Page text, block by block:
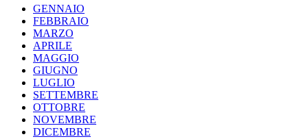
GENNAIO
FEBBRAIO
MARZO
APRILE
MAGGIO
GIUGNO
LUGLIO
SETTEMBRE
OTTOBRE
NOVEMBRE
DICEMBRE